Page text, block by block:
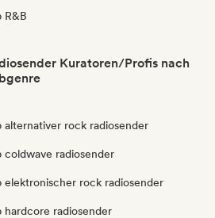
R&B
Kuratoren/Profis nach
alternativer rock radiosender
coldwave radiosender
elektronischer rock radiosender
hardcore radiosender